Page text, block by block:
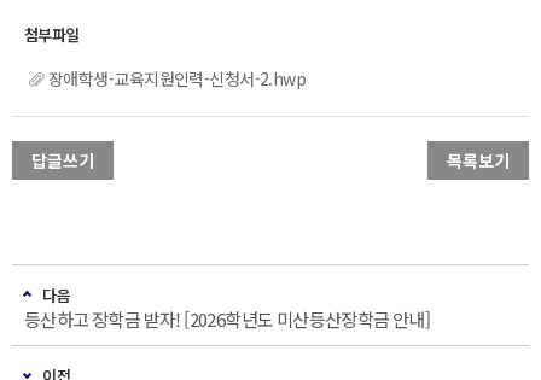
장애학생-교육지원인력-신청서-2.hwp
답글쓰기 목록보기
다음
등산하고 장학금 받자! [2026학년도 미산등산장학금 안내]